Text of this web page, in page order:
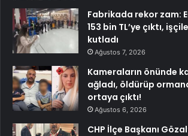
Fabrikada rekor zam:
153 bin TL’ye çıktı,
kutladı
Ağustos 7, 2026
Kameraların önünde
ağladı, öldürüp
ortaya çıktı!
Ağustos 6, 2026
CHP İlçe Başkanı